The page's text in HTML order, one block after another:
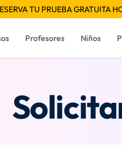
TU PRUEBA GRATUITA
Profesores Niños